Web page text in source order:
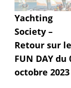
Yachting
Society –
Retour sur le
FUN DAY du
octobre 2023